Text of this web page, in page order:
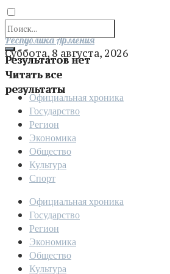
Результатов нет
Читать все
результаты
Отправить
Республика Армения
Суббота, 8 августа, 2026
Официальная хроника
Государство
Регион
Экономика
Общество
Культура
Спорт
Официальная хроника
Государство
Регион
Экономика
Общество
Культура